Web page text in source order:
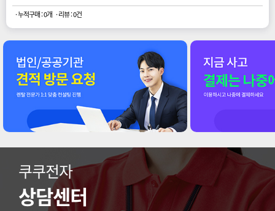
· 누적구매 : 0개 · 리뷰 : 0건
쿠쿠전자
상담센터